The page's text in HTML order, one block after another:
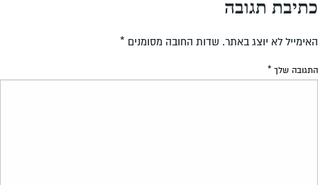
כתיבת תגובה
האימייל לא יוצג באתר. שדות החובה מסומנים *
התגובה שלך *